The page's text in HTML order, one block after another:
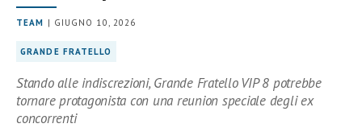
TEAM | GIUGNO 10, 2026
GRANDE FRATELLO
Stando alle indiscrezioni, Grande Fratello VIP 8 potrebbe
tornare protagonista con una reunion speciale degli ex
concorrenti